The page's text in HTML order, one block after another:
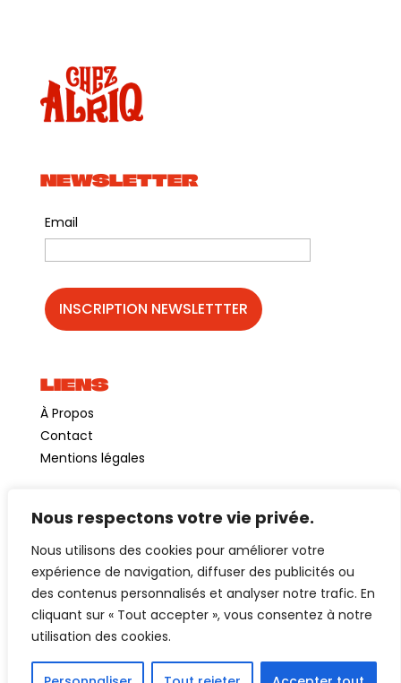
Nous respectons votre vie privée.
Nous utilisons des cookies pour améliorer votre
expérience de navigation, diffuser des publicités ou
des contenus personnalisés et analyser notre trafic. En
cliquant sur « Tout accepter », vous consentez à notre
utilisation des cookies.
NEWSLETTER
Email
LIENS
À Propos
Contact
Mentions légales
©GuinguetteChezAlriq2026
Création site internetYOSOY studio